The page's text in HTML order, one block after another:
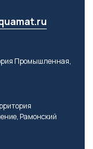
Промышленная,
Рамонский